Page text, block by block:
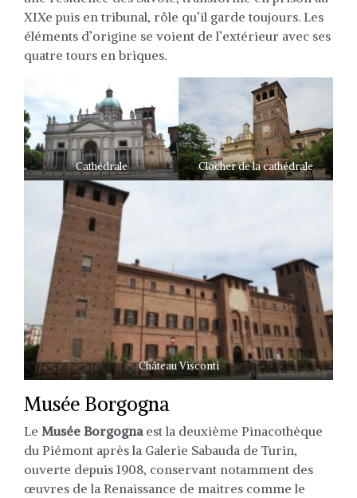
XIXe puis en tribunal, rôle qu’il garde toujours. Les
éléments d’origine se voient de l’extérieur avec ses
quatre tours en briques.
Cathédrale Clocher de la cathédrale
Château Visconti
Musée Borgogna
Le Musée Borgognaest la deuxième Pinacothèque
du Piémont après la Galerie Sabauda de Turin,
ouverte depuis 1908, conservant notamment des
œuvres de la Renaissance de maitres comme le